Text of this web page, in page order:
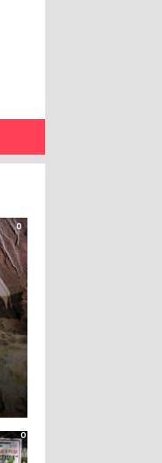
0
0